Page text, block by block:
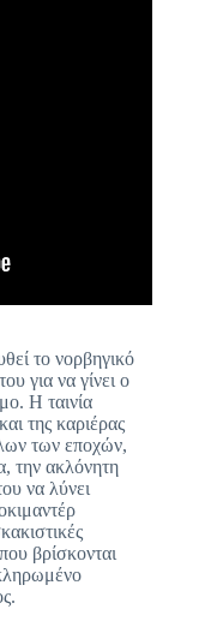
το νορβηγικό
για να γίνει ο
Η ταινία
της καριέρας
των εποχών,
την ακλόνητη
να λύνει
βρίσκονται